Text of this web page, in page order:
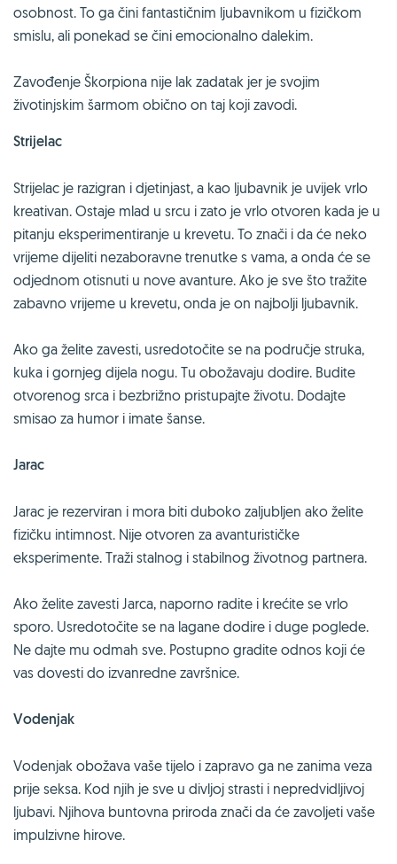
osobnost. To ga čini fantastičnim ljubavnikom u fizičkom
smislu, ali ponekad se čini emocionalno dalekim.
Zavođenje Škorpiona nije lak zadatak jer je svojim
životinjskim šarmom obično on taj koji zavodi.
Strijelac
Strijelac je razigran i djetinjast, a kao ljubavnik je uvijek vrlo
kreativan. Ostaje mlad u srcu i zato je vrlo otvoren kada je u
pitanju eksperimentiranje u krevetu. To znači i da će neko
vrijeme dijeliti nezaboravne trenutke s vama, a onda će se
odjednom otisnuti u nove avanture. Ako je sve što tražite
zabavno vrijeme u krevetu, onda je on najbolji ljubavnik.
Ako ga želite zavesti, usredotočite se na područje struka,
kuka i gornjeg dijela nogu. Tu obožavaju dodire. Budite
otvorenog srca i bezbrižno pristupajte životu. Dodajte
smisao za humor i imate šanse.
Jarac
Jarac je rezerviran i mora biti duboko zaljubljen ako želite
fizičku intimnost. Nije otvoren za avanturističke
eksperimente. Traži stalnog i stabilnog životnog partnera.
Ako želite zavesti Jarca, naporno radite i krećite se vrlo
sporo. Usredotočite se na lagane dodire i duge poglede.
Ne dajte mu odmah sve. Postupno gradite odnos koji će
vas dovesti do izvanredne završnice.
Vodenjak
Vodenjak obožava vaše tijelo i zapravo ga ne zanima veza
prije seksa. Kod njih je sve u divljoj strasti i nepredvidljivoj
ljubavi. Njihova buntovna priroda znači da će zavoljeti vaše
impulzivne hirove.